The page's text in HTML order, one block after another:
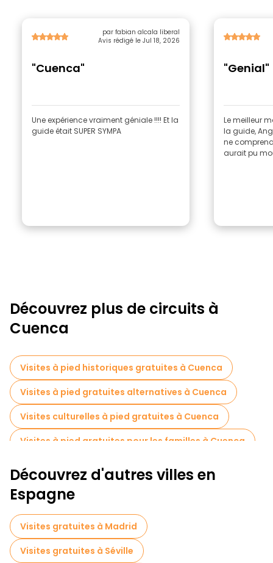
par fabian alcala liberal
Avis rédigé le Jul 18, 2026
"Cuenca"
Une expérience vraiment géniale !!!! Et la
guide était SUPER SYMPA
"Genial"
Le meilleur
la guide,
ne
aurait pu
Découvrez plus de circuits à
Cuenca
Visites à pied historiques gratuites à Cuenca
Visites à pied gratuites alternatives à Cuenca
Visites culturelles à pied gratuites à Cuenca
Visites à pied gratuites pour les familles à Cuenca
Tours à vélo à Cuenca
Visites gastronomiques à Cuenca
Visites gratuites à proximité Plaza Mayor
Découvrez d'autres villes en
Espagne
Visites gratuites à Madrid
Visites gratuites à Séville